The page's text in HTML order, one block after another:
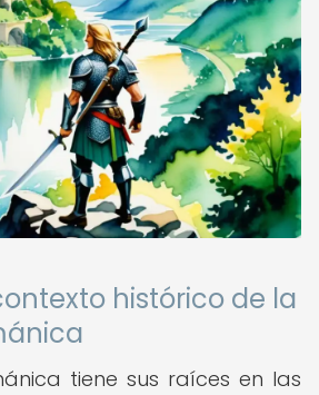
histórico de la
tiene sus raíces en las